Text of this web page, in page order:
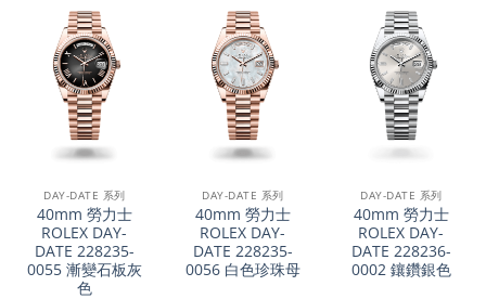
DAY-DATE 系列
40mm 勞力士
ROLEX DAY-
DATE 228235-
0055 漸變石板灰
色
DAY-DATE 系列
40mm 勞力士
ROLEX DAY-
DATE 228235-
0056 白色珍珠母
DAY-DATE 系列
40mm 勞力士
ROLEX DAY-
DATE 228236-
0002 鑲鑽銀色